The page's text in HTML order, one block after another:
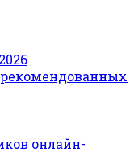
онлайн-